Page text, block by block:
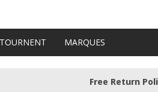
MARQUES
Free Return